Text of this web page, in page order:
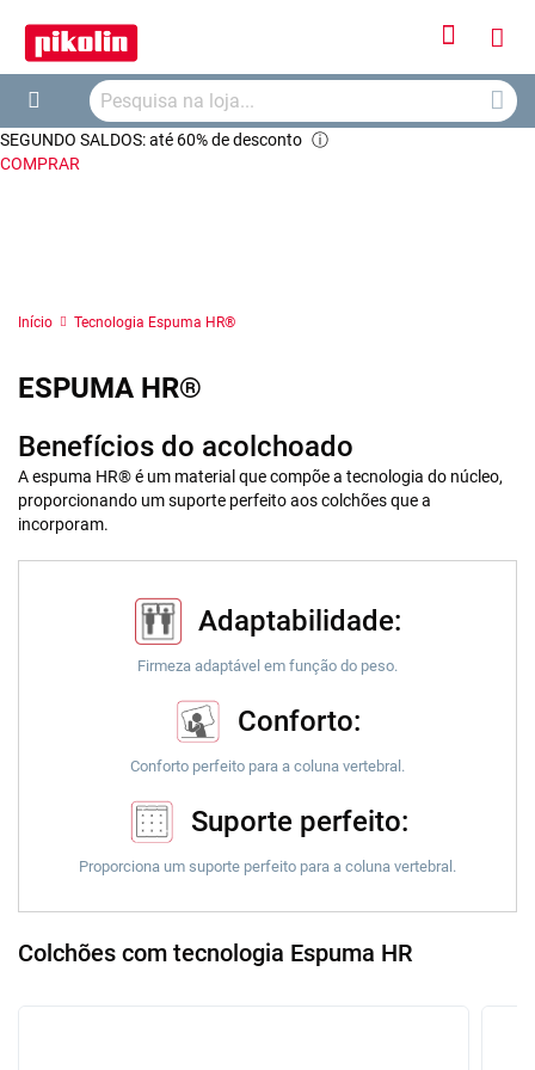
Iniciar
Meu
Search
SEGUNDO SALDOS: até 60% de desconto ⓘ
COMPRAR
Início Tecnologia Espuma HR®
ESPUMA HR®
Benefícios do acolchoado
A espuma HR® é um material que compõe a tecnologia do núcleo,
proporcionando um suporte perfeito aos colchões que a
incorporam.
Adaptabilidade:
Firmeza adaptável em função do peso.
Conforto:
Conforto perfeito para a coluna vertebral.
Suporte perfeito:
Proporciona um suporte perfeito para a coluna vertebral.
Colchões com tecnologia Espuma HR